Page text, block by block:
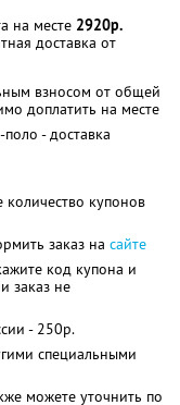
на месте 2920р.
доставка от
взносом от общей
доплатить на месте
- доставка
купонов
заказ на сайте
код купона и
заказ не
- 250р.
специальными
можете уточнить по